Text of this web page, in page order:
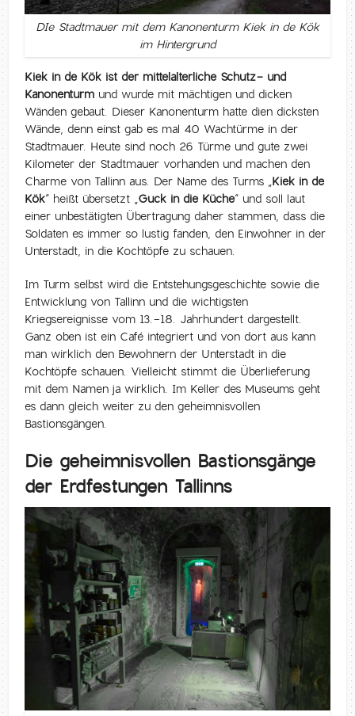
DIe Stadtmauer mit dem Kanonenturm Kiek in de Kök
im Hintergrund
Kiek in de Kök ist der mittelalterliche Schutz- und
Kanonenturm und wurde mit mächtigen und dicken
Wänden gebaut. Dieser Kanonenturm hatte dien dicksten
Wände, denn einst gab es mal 40 Wachtürme in der
Stadtmauer. Heute sind noch 26 Türme und gute zwei
Kilometer der Stadtmauer vorhanden und machen den
Charme von Tallinn aus. Der Name des Turms „Kiek in de
Kök“ heißt übersetzt „Guck in die Küche“ und soll laut
einer unbestätigten Übertragung daher stammen, dass die
Soldaten es immer so lustig fanden, den Einwohner in der
Unterstadt, in die Kochtöpfe zu schauen.
Im Turm selbst wird die Entstehungsgeschichte sowie die
Entwicklung von Tallinn und die wichtigsten
Kriegsereignisse vom 13.-18. Jahrhundert dargestellt.
Ganz oben ist ein Café integriert und von dort aus kann
man wirklich den Bewohnern der Unterstadt in die
Kochtöpfe schauen. Vielleicht stimmt die Überlieferung
mit dem Namen ja wirklich. Im Keller des Museums geht
es dann gleich weiter zu den geheimnisvollen
Bastionsgängen.
Die geheimnisvollen Bastionsgänge
der Erdfestungen Tallinns